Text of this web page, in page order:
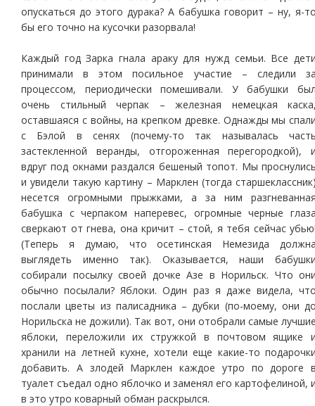
опускаться до этого дурака? А бабушка говорит – ну, я-
бы его точно на кусочки разорвала!
Каждый год Зарка гнала араку для нужд семьи. Все
принимали в этом посильное участие – следили
процессом, периодически помешивали. У бабушки
очень стильный черпак – железная немецкая
оставшаяся с войны, на крепком древке. Однажды мы
с Бэлой в сенях (почему-то так называлась
застекленной веранды, отгороженная перегородкой),
вдруг под окнами раздался бешеный топот. Мы
и увидели такую картину – Марклен (тогда
несется огромными прыжками, а за ним
бабушка с черпаком наперевес, огромные черные
сверкают от гнева, она кричит – стой, я тебя сейчас
(Теперь я думаю, что осетинская Немезида
выглядеть именно так). Оказывается, наши
собирали посылку своей дочке Азе в Норильск. Что
обычно посылали? Яблоки. Один раз я даже видела,
послали цветы из палисадника – дубки (по-моему, они
Норильска не дожили). Так вот, они отобрали самые
яблоки, переложили их стружкой в почтовом ящике
хранили на летней кухне, хотели еще какие-то
добавить. А злодей Марклен каждое утро по дороге
туалет съедал одно яблочко и заменял его картофелиной,
в это утро коварный обман раскрылся.